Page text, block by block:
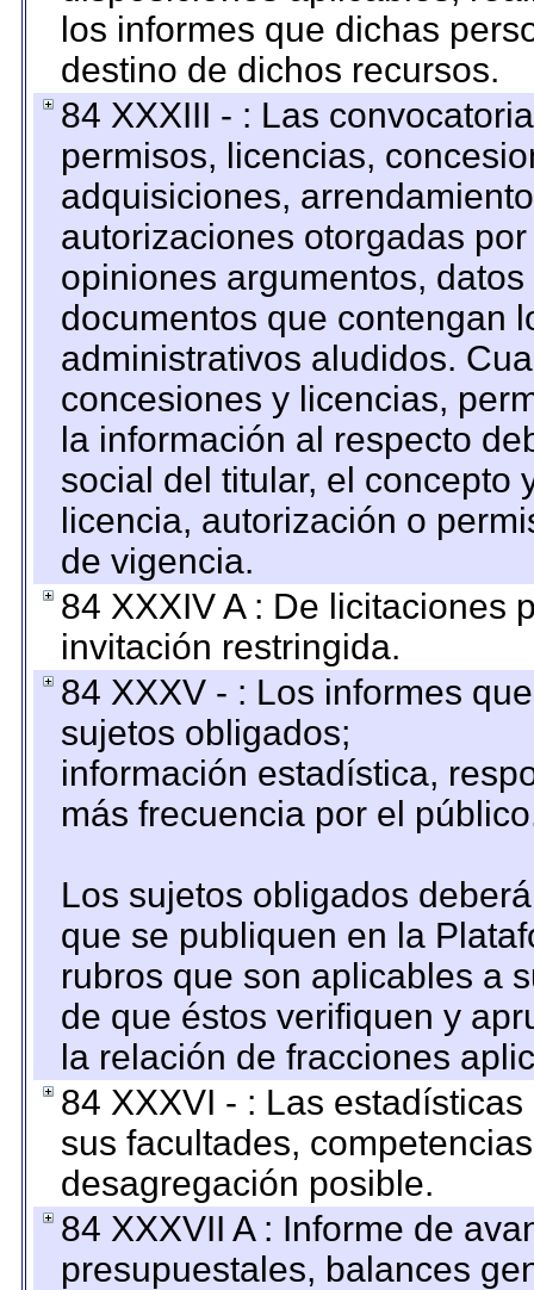
los informes que dichas
destino de dichos recursos.
84 XXXIII - : Las
permisos, licencias,
adquisiciones,
autorizaciones otorgadas
opiniones argumentos,
documentos que contengan
administrativos aludidos.
concesiones y licencias,
la información al respecto
social del titular, el concepto
licencia, autorización o
de vigencia.
84 XXXIV A : De licitaciones
invitación restringida.
84 XXXV - : Los informes
sujetos obligados;
información estadística,
más frecuencia por el
Los sujetos obligados
que se publiquen en la
rubros que son aplicables a
de que éstos verifiquen y
la relación de fracciones
84 XXXVI - : Las
sus facultades,
desagregación posible.
84 XXXVII A : Informe de
presupuestales, balances